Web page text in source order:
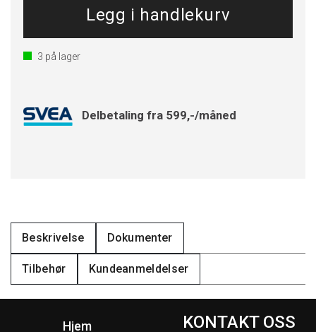
3 på lager
Delbetaling fra 599,-/måned
Beskrivelse Dokumenter
Tilbehør Kundeanmeldelser
Hjem KONTAKT OSS